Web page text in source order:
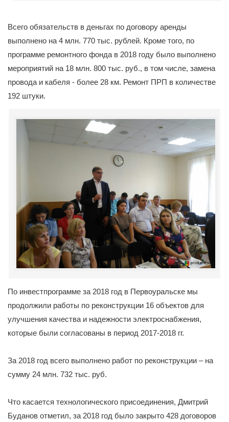
Всего обязательств в деньгах по договору аренды
выполнено на 4 млн. 770 тыс. рублей. Кроме того, по
программе ремонтного фонда в 2018 году было выполнено
мероприятий на 18 млн. 800 тыс. руб., в том числе, замена
провода и кабеля - более 28 км. Ремонт ПРП в количестве
192 штуки.
По инвестпрограмме за 2018 год в Первоуральске мы
продолжили работы по реконструкции 16 объектов для
улучшения качества и надежности электроснабжения,
которые были согласованы в период 2017-2018 гг.
За 2018 год всего выполнено работ по реконструкции – на
сумму 24 млн. 732 тыс. руб.
Что касается технологического присоединения, Дмитрий
Буданов отметил, за 2018 год было закрыто 428 договоров